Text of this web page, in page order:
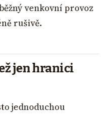
venkovní provoz
rušivě.
jen hranici
jednoduchou